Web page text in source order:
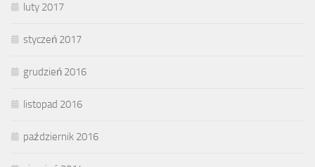
luty 2017
styczeń 2017
grudzień 2016
listopad 2016
październik 2016